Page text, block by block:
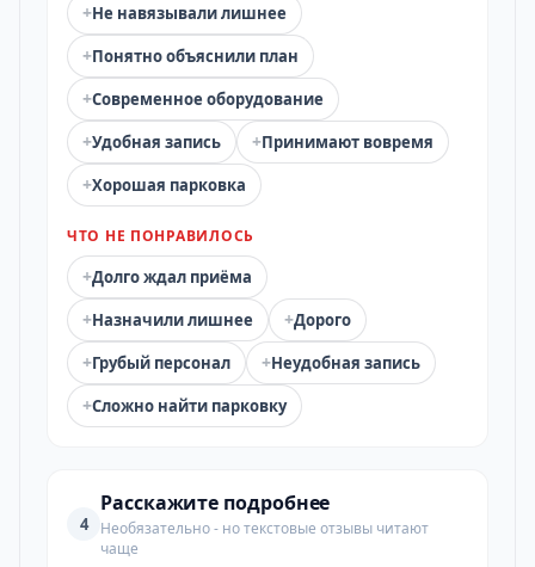
+Не навязывали лишнее
+Понятно объяснили план
+Современное оборудование
+Удобная запись +Принимают вовремя
+Хорошая парковка
ЧТО НЕ ПОНРАВИЛОСЬ
+Долго ждал приёма
+Назначили лишнее +Дорого
+Грубый персонал +Неудобная запись
+Сложно найти парковку
4
Расскажите подробнее
Необязательно - но текстовые отзывы читают
чаще